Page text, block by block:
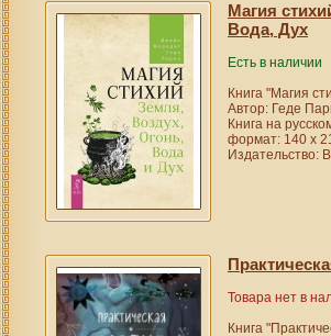
новичка в
собственные
волю
Помните, как в
нибудь
время пришло,
оценок!
Так что в
ручку, давайте
познакомлю
помогу
Магия
Вода, Дух
Есть в наличии
Книга "Магия
Автор: Геде
Книга на
формат: 140 х
Издательство:
Товара нет в
Книга